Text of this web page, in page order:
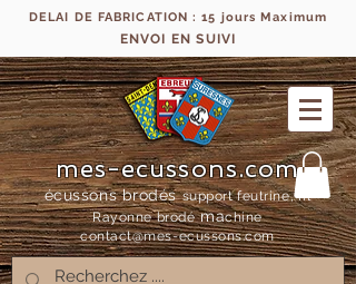
DELAI DE FABRICATION : 15 jours Maximum
ENVOI EN SUIVI
mes-ecussons.com
écussons brodés support feutrine, fil
Rayonne brodémachine
contact@mes-ecussons.com